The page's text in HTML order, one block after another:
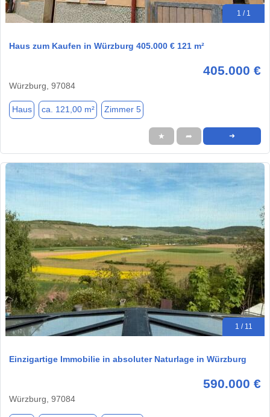
1 / 1
Haus zum Kaufen in Würzburg 405.000 € 121 m²
405.000 €
Würzburg, 97084
Haus ca. 121,00 m² Zimmer 5
★ ➦ ➜
1 / 11
Einzigartige Immobilie in absoluter Naturlage in Würzburg
590.000 €
Würzburg, 97084